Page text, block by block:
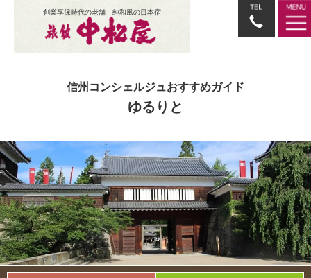
創業享保時代の老舗 純和風の日本宿
信州コンシェルジュおすすめガイド
ゆるりと